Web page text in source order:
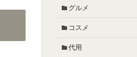
グルメ
コスメ
代用